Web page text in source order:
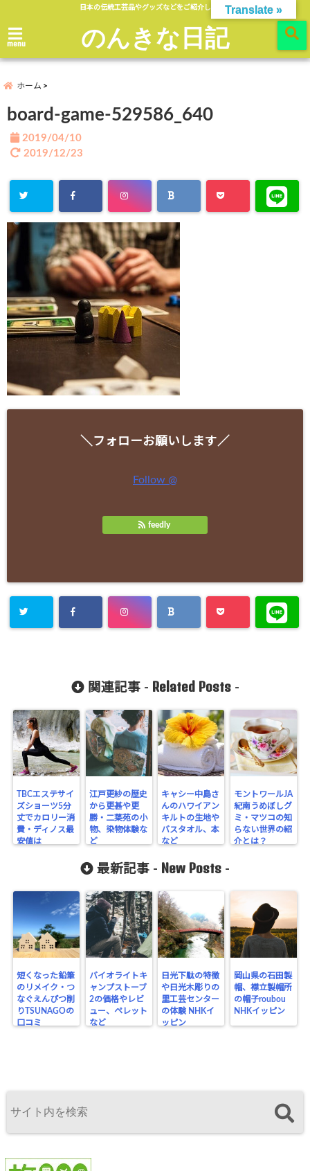
日本の伝統工芸品やグッズなどをご紹介します。
menu のんきな日記
ホーム
board-game-529586_640
2019/04/10
2019/12/23
＼フォローお願いします／
Follow @
feedly
関連記事 - Related Posts-
TBCエステサイ
ズショーツ5分
丈でカロリー消
費・ディノス最
安値は
江戸更紗の歴史
から更甚や更
勝・二葉苑の小
物、染物体験な
ど
キャシー中島さ
んのハワイアン
キルトの生地や
バスタオル、本
など
モントワールJA
紀南うめぼしグ
ミ・マツコの知
らない世界の紹
介とは？
最新記事 - New Posts -
短くなった鉛筆
のリメイク・つ
なぐえんぴつ削
りTSUNAGOの
口コミ
バイオライトキ
ャンプストーブ
2の価格やレビ
ュー、ペレット
など
日光下駄の特徴
や日光木彫りの
里工芸センター
の体験 NHKイ
ッピン
岡山県の石田製
帽、襟立製帽所
の帽子roubou
NHKイッピン
Translate »